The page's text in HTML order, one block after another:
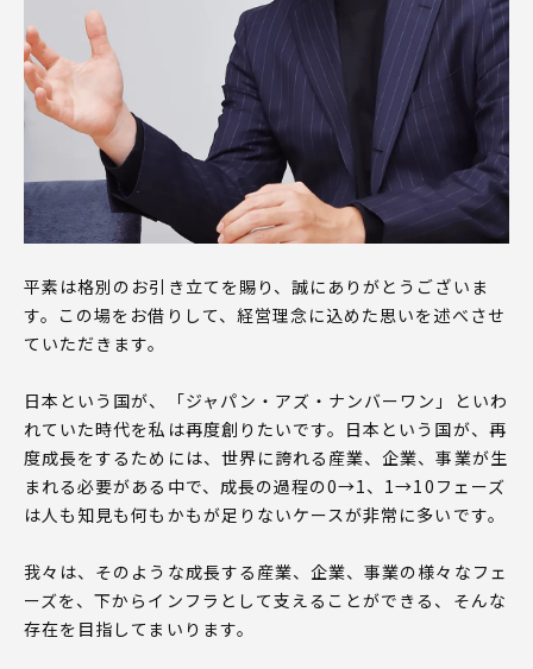
平素は格別のお引き立てを賜り、誠にありがとうございま
す。 この場をお借りして、経営理念に込めた思いを述べさせ
ていただきます。
日本という国が、「ジャパン・アズ・ナンバーワン」といわ
れていた時代を私は再度創りたいです。日本という国が、再
度成長をするためには、世界に誇れる産業、企業、事業が生
まれる必要がある中で、成長の過程の0→1、1→10フェーズ
は人も知見も何もかもが足りないケースが非常に多いです。
我々は、そのような成長する産業、企業、事業の様々なフェ
ーズを、下からインフラとして支えることができる、そんな
存在を目指してまいります。